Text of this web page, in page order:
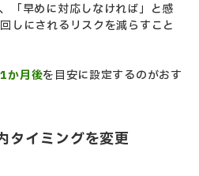
「早めに対応しなければ」と感
しにされるリスクを減らすこと
か月後を目安に設定するのがおす
タイミングを変更